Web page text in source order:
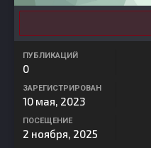
ПУБЛИКАЦИЙ
0
ЗАРЕГИСТРИРОВАН
10 мая, 2023
ПОСЕЩЕНИЕ
2 ноября, 2025